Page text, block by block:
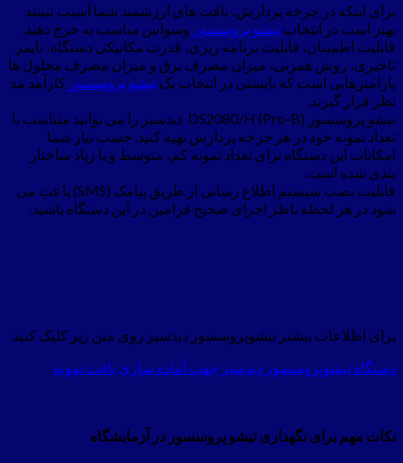
برای اینکه در چرخه پردازش، بافت های ارزشمند شما آسیب نبینند
بهتر است در انتخاب تیشو پروسسور وسواس مناسب به خرج دهید.
قابلیت اطمینان، قابلیت برنامه ریزی، قدرت مکانیکی دستگاه، تایمر
تاخیری، روش همزنی، میزان مصرف برق و میزان مصرف محلول ها
پارامترهایی است که بایستی در انتخاب یک تیشو پروسسور کارآمد مد
نظر قرار گیرند.
تیشو پروسسور DS2080/H (Pro-B) دیدسبز را می توانید متناسب با
تعداد نمونه خود در هر چرخه پردازش تهیه کنید. حسب نیاز شما
امکانات این دستگاه برای تعداد نمونه کم، متوسط و یا زیاد ساختار
بندی شده است.
قابلیت نصب سیستم اطلاع رسانی از طریق پیامک (SMS) باعث می
شود در هر لحظه ناظر اجرای صحیح فرامین در این دستگاه باشید.
برای اطلاعات بیشتر تیشوپروسسور دیدسبز روی متن زیر کلیک کنید
دستگاه تیشوپروسسور دیدسبز جهت آماده سازی بافت نمونه
نکات مهم برای نگهداری تیشو پروسسور در آزمایشگاه